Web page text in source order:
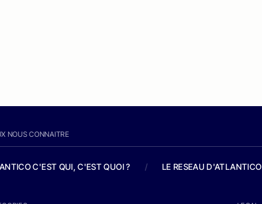
NOUS CONNAITRE
C'EST QUI, C'EST QUOI ? / LE RESEAU D'ATLANTICO